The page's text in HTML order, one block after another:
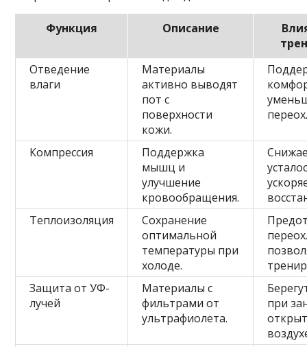
Функция Описание
Отведение
влаги
Материалы
активно выводят
пот с
поверхности
кожи.
Компрессия
Поддержка
мышц и
улучшение
кровообращения.
Теплоизоляция
Сохранение
оптимальной
температуры при
холоде.
Защита от УФ-
лучей
Материалы с
фильтрами от
ультрафиолета.
при